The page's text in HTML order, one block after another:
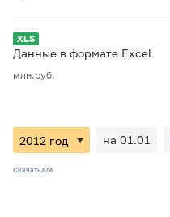
Данные в формате Excel
млн.руб.
на 01.01
Скачать все